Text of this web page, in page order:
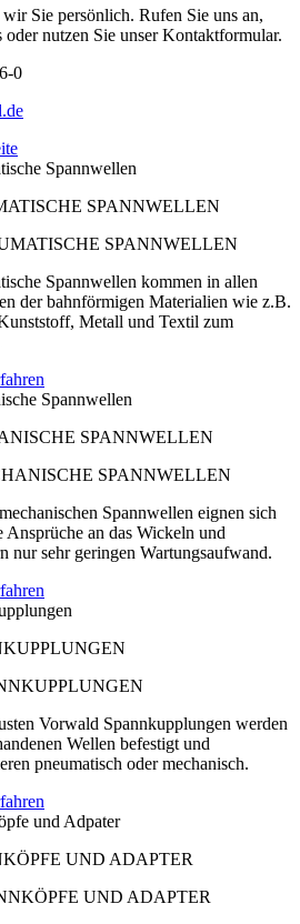
wir Sie persönlich. Rufen Sie uns an,
oder nutzen Sie unser Kontaktformular.
0
Spannwellen
SPANNWELLEN
Spannwellen kommen in allen
der bahnförmigen Materialien wie z.B.
Metall und Textil zum
Spannwellen
SPANNWELLEN
Spannwellen eignen sich
Ansprüche an das Wickeln und
nur sehr geringen Wartungsaufwand.
Vorwald Spannkupplungen werden
Wellen befestigt und
pneumatisch oder mechanisch.
und Adpater
UND ADAPTER